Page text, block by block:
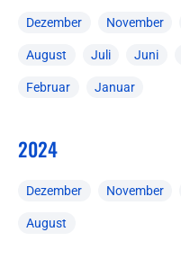
Dezember November
August Juli Juni
Februar Januar
2024
Dezember November
August